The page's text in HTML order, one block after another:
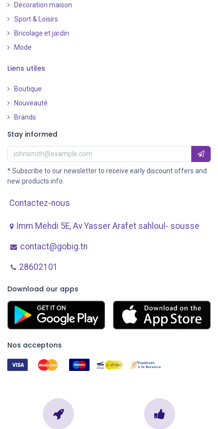
Decoration maison
Sport & Loisirs
Bricolage et jardin
Mode
Liens utiles
Boutique
Nouveauté
Brands
Stay informed
* Subscribe to our newsletter to receive early discount offers and
new products info.
Contactez-nous
Imm Mehdi 5E, Av ​Yasser Arafet sahloul- sousse
contact@gobig.tn
28602101
Download our apps
Nos acceptons